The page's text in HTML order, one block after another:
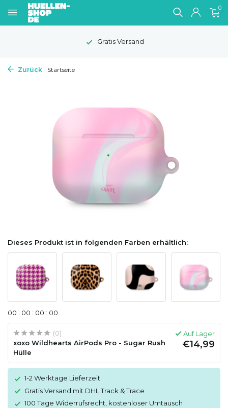
0
Gratis Versand
Zurück Startseite
Dieses Produkt ist in folgenden Farben erhältlich:
00 : 00 : 00 : 00
(0)
xoxo Wildhearts AirPods Pro - Sugar Rush
Hülle
Auf Lager
€14,99
1-2 Werktage Lieferzeit
Gratis Versand mit DHL Track & Trace
100 Tage Widerrufsrecht, kostenloser Umtausch